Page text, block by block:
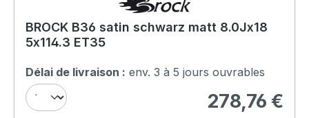
BROCK B36 satin schwarz matt 8.0Jx18
5x114.3 ET35
Délai de livraison : env. 3 à 5 jours ouvrables
Prix régulier :
278,76 €